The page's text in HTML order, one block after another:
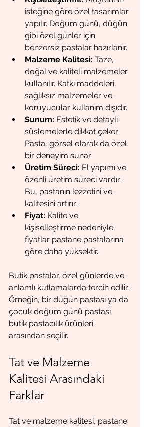
isteğine göre özel tasarımlar
yapılır. Doğum günü, düğün
gibi özel günler için
benzersiz pastalar hazırlanır.
Malzeme Kalitesi: Taze,
doğal ve kaliteli malzemeler
kullanılır. Katkı maddeleri,
sağlıksız malzemeler ve
koruyucular kullanım dışıdır.
Sunum: Estetik ve detaylı
süslemelerle dikkat çeker.
Pasta, görsel olarak da özel
bir deneyim sunar.
Üretim Süreci: El yapımı ve
özenli üretim süreci vardır.
Bu, pastanın lezzetini ve
kalitesini artırır.
Fiyat: Kalite ve
kişiselleştirme nedeniyle
fiyatlar pastane pastalarına
göre daha yüksektir.
Butik pastalar, özel günlerde ve
anlamlı kutlamalarda tercih edilir.
Örneğin, bir düğün pastası ya da
çocuk doğum günü pastası
butik pastacılık ürünleri
arasından seçilir.
Tat ve Malzeme
Kalitesi Arasındaki
Farklar
Tat ve malzeme kalitesi, pastane